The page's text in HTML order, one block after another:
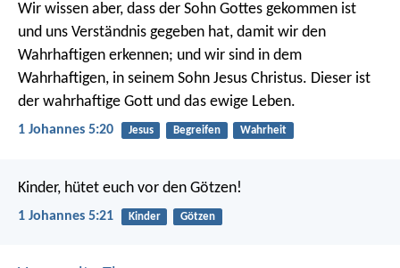
Wir wissen aber, dass der Sohn Gottes gekommen ist
und uns Verständnis gegeben hat, damit wir den
Wahrhaftigen erkennen; und wir sind in dem
Wahrhaftigen, in seinem Sohn Jesus Christus. Dieser ist
der wahrhaftige Gott und das ewige Leben.
1 Johannes 5:20 Jesus Begreifen Wahrheit
Kinder, hütet euch vor den Götzen!
1 Johannes 5:21 Kinder Götzen